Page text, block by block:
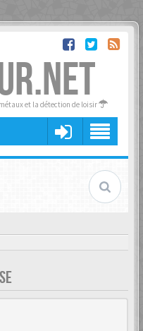
et la détection de loisir